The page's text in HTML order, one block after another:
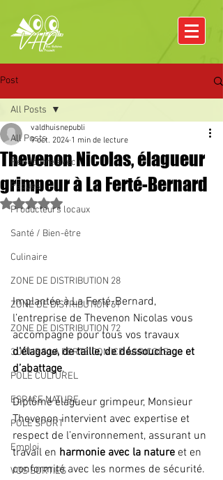
Post
All Posts
Rencontre avec
Pâques
Producteurs locaux
Santé / Bien-être
Culinaire
ZONE DE DISTRIBUTION 28
ZONE DE DISTRIBUTION 61
ZONE DE DISTRIBUTION 72
3 JOURS LA FERTE COMICE AGRICOLE
POLE CULTUREL
ESPACE NATURE
POLE SPORT
Emploi
VOS SORTIES
All Posts
Thevenon Nicolas, élagueur
grimpeur à La Ferté-Bernard
valdhuisnepubli
9 oct. 2024 1 min de lecture
Noté NaN étoiles sur 5.
Implantée à La Ferté-Bernard,
l’entreprise de Thevenon Nicolas vous
accompagne pour tous vos travaux
d’élagage, de taille, de déssouchage et
d’abattage.
Diplômé élagueur grimpeur, Monsieur
Thevenon intervient avec expertise et
respect de l’environnement, assurant un
travail en harmonie avec la nature et en
conformité avec les normes de sécurité.